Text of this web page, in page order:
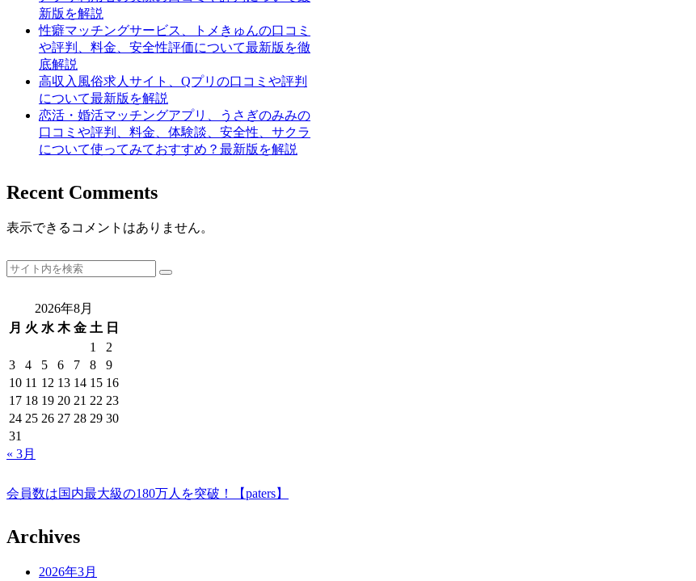
新版を解説
性癖マッチングサービス、トメきゅんの口コミ
や評判、料金、安全性評価について最新版を徹
底解説
高収入風俗求人サイト、Qプリの口コミや評判
について最新版を解説
恋活・婚活マッチングアプリ、うさぎのみみの
口コミや評判、料金、体験談、安全性、サクラ
について使ってみておすすめ？最新版を解説
Recent Comments
表示できるコメントはありません。
2026年8月
月 火 水 木 金 土 日
1
2
3
4 5 6 7 8
9
10 11 12 13 14 15 16
17 18 19 20 21 22 23
24 25 26 27 28 29 30
31
« 3月
会員数は国内最大級の180万人を突破！【paters】
Archives
2026年3月